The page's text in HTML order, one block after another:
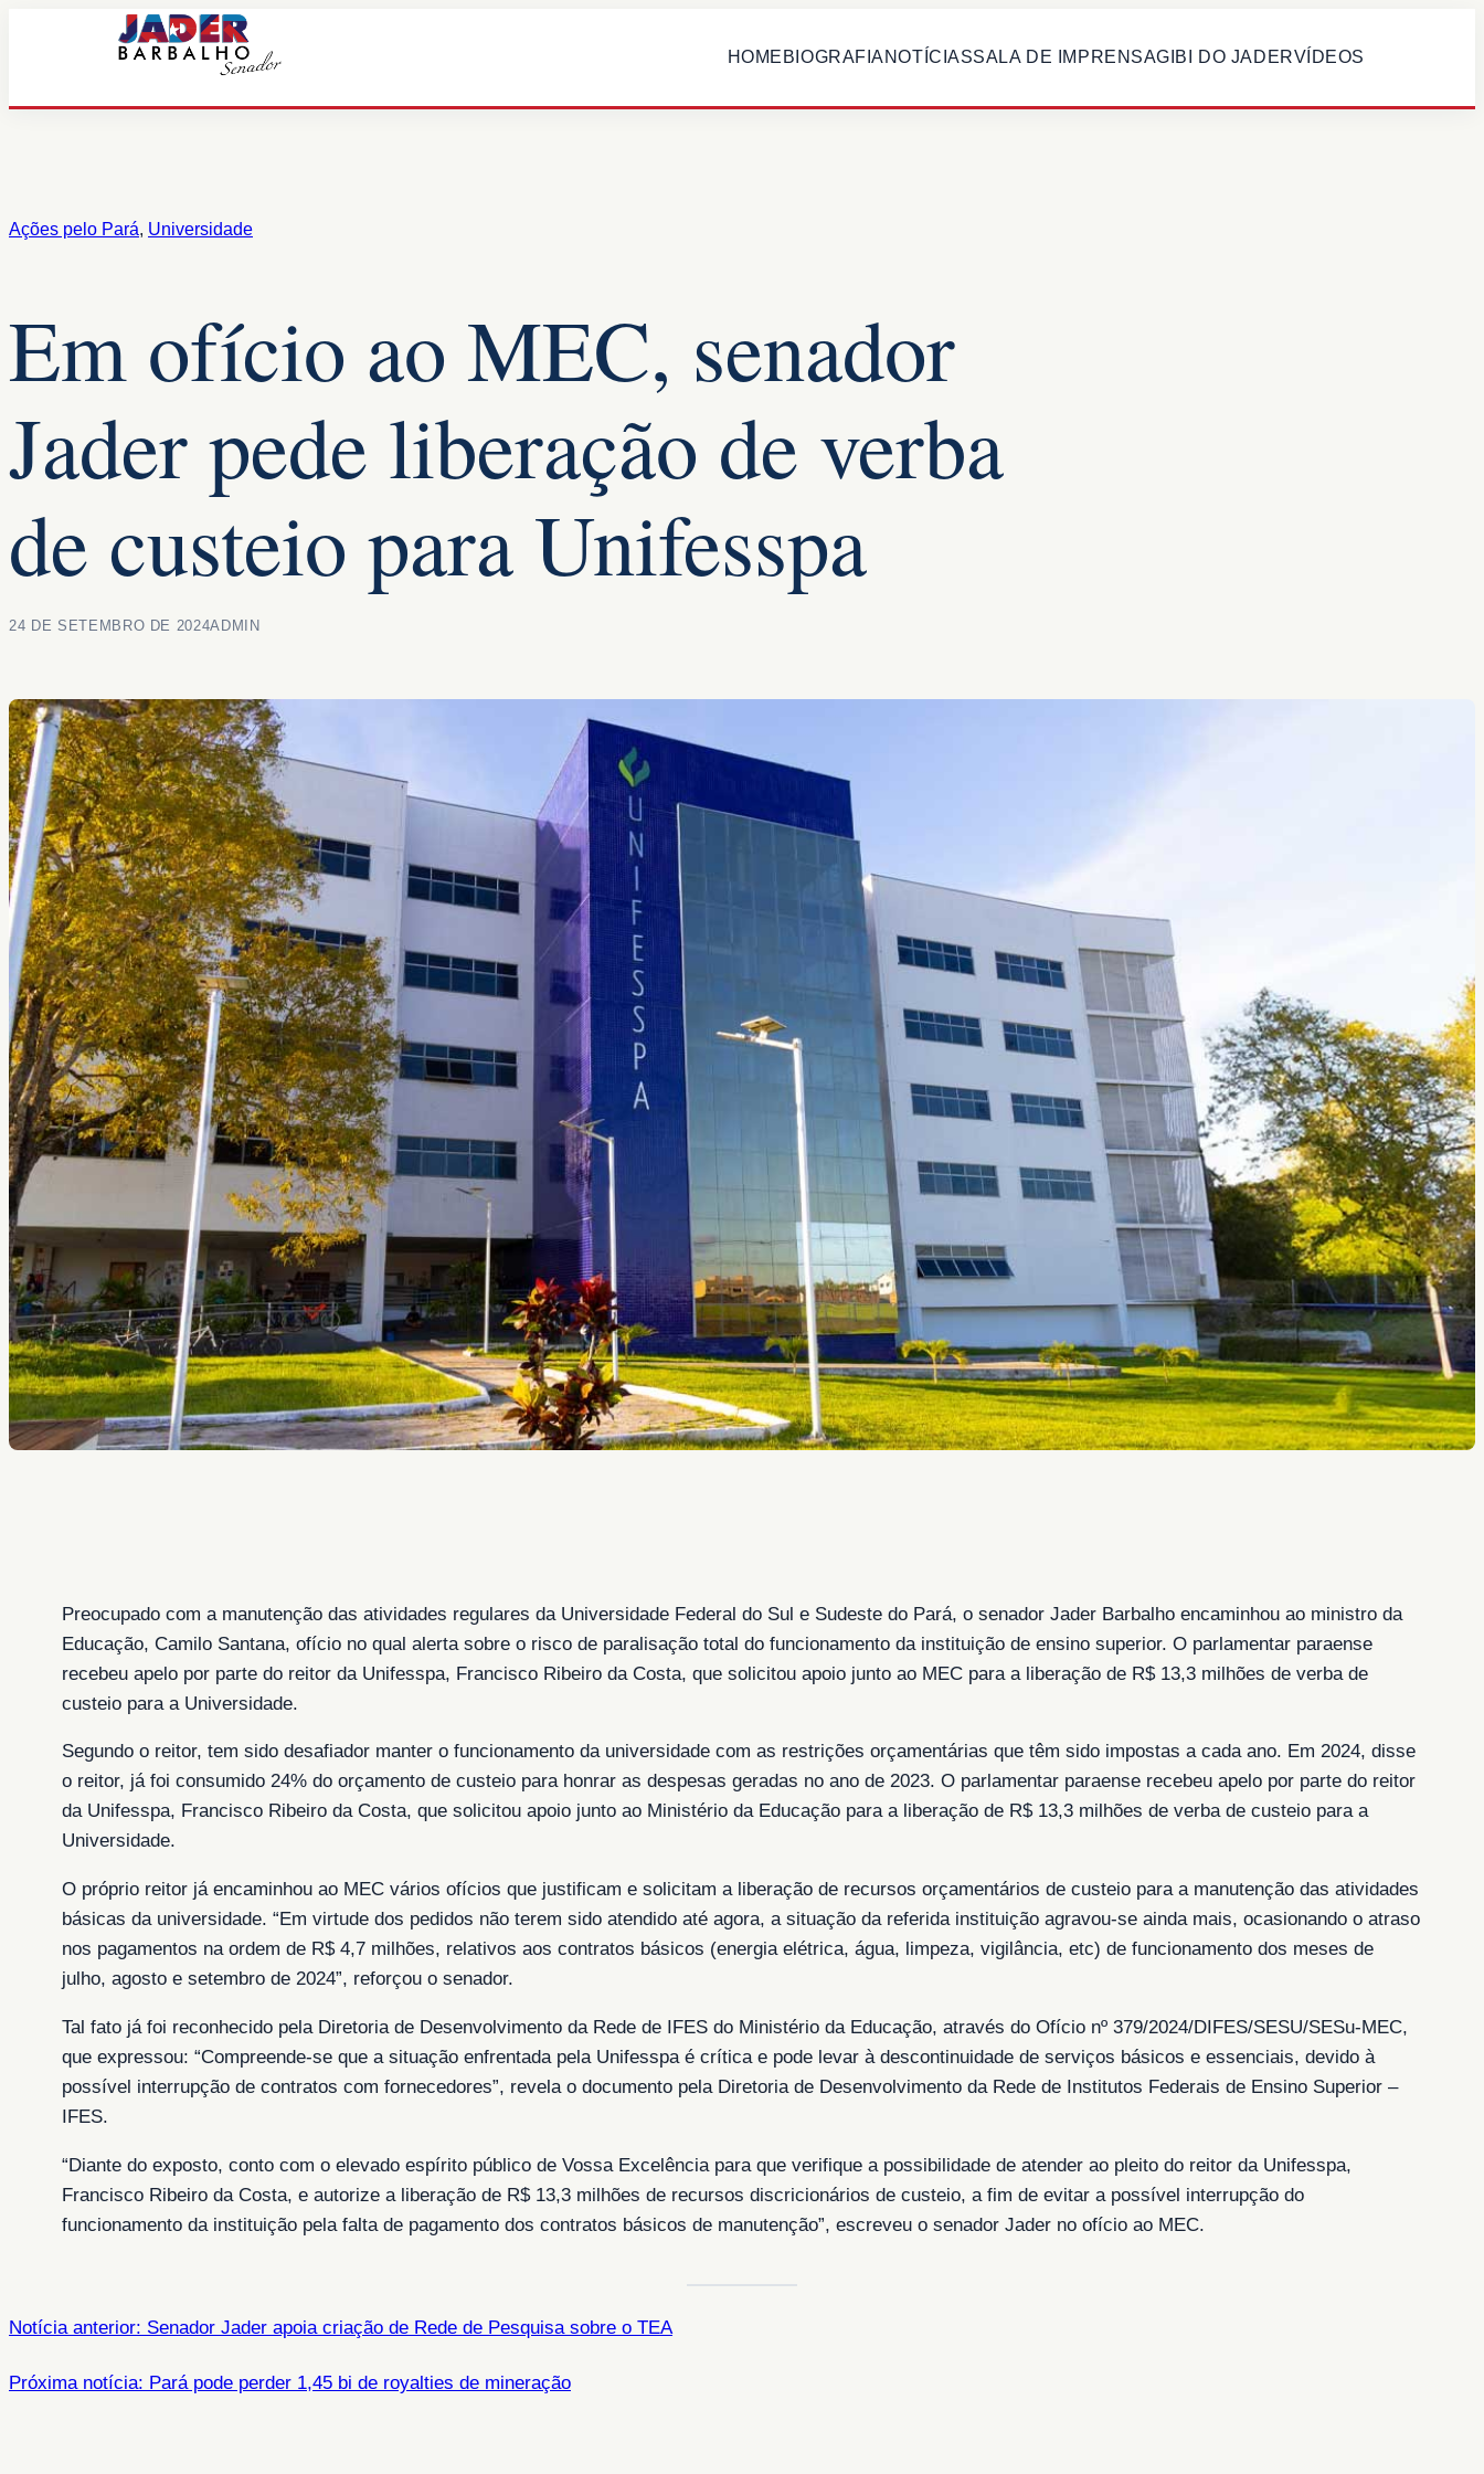
conteúdo
HOME BIOGRAFIA NOTÍCIASSALA DE IMPRENSAGIBI DO JADERVÍDEOS
Ações pelo Pará, Universidade
Em ofício ao MEC, senador
Jader pede liberação de verba
de custeio para Unifesspa
24 DE SETEMBRO DE 2024ADMIN
Preocupado com a manutenção das atividades regulares da Universidade Federal do Sul e Sudeste do Pará, o senador Jader Barbalho encaminhou ao ministro da
Educação, Camilo Santana, ofício no qual alerta sobre o risco de paralisação total do funcionamento da instituição de ensino superior. O parlamentar paraense
recebeu apelo por parte do reitor da Unifesspa, Francisco Ribeiro da Costa, que solicitou apoio junto ao MEC para a liberação de R$ 13,3 milhões de verba de
custeio para a Universidade.
Segundo o reitor, tem sido desafiador manter o funcionamento da universidade com as restrições orçamentárias que têm sido impostas a cada ano. Em 2024, disse
o reitor, já foi consumido 24% do orçamento de custeio para honrar as despesas geradas no ano de 2023. O parlamentar paraense recebeu apelo por parte do reitor
da Unifesspa, Francisco Ribeiro da Costa, que solicitou apoio junto ao Ministério da Educação para a liberação de R$ 13,3 milhões de verba de custeio para a
Universidade.
O próprio reitor já encaminhou ao MEC vários ofícios que justificam e solicitam a liberação de recursos orçamentários de custeio para a manutenção das atividades
básicas da universidade. “Em virtude dos pedidos não terem sido atendido até agora, a situação da referida instituição agravou-se ainda mais, ocasionando o atraso
nos pagamentos na ordem de R$ 4,7 milhões, relativos aos contratos básicos (energia elétrica, água, limpeza, vigilância, etc) de funcionamento dos meses de
julho, agosto e setembro de 2024”, reforçou o senador.
Tal fato já foi reconhecido pela Diretoria de Desenvolvimento da Rede de IFES do Ministério da Educação, através do Ofício nº 379/2024/DIFES/SESU/SESu-MEC,
que expressou: “Compreende-se que a situação enfrentada pela Unifesspa é crítica e pode levar à descontinuidade de serviços básicos e essenciais, devido à
possível interrupção de contratos com fornecedores”, revela o documento pela Diretoria de Desenvolvimento da Rede de Institutos Federais de Ensino Superior –
IFES.
“Diante do exposto, conto com o elevado espírito público de Vossa Excelência para que verifique a possibilidade de atender ao pleito do reitor da Unifesspa,
Francisco Ribeiro da Costa, e autorize a liberação de R$ 13,3 milhões de recursos discricionários de custeio, a fim de evitar a possível interrupção do
funcionamento da instituição pela falta de pagamento dos contratos básicos de manutenção”, escreveu o senador Jader no ofício ao MEC.
Notícia anterior: Senador Jader apoia criação de Rede de Pesquisa sobre o TEA
Próxima notícia: Pará pode perder 1,45 bi de royalties de mineração